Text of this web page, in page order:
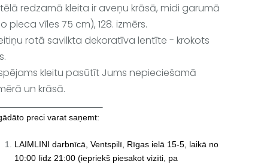
redzamā kleita ir aveņu krāsā, midi garumā
pleca vīles 75 cm), 128. izmērs.
rotā savilkta dekoratīva lentīte - krokots
kleitu pasūtīt Jums nepieciešamā
un krāsā.
preci varat saņemt:
LAIMLINI darbnīcā, Ventspilī, Rīgas ielā 15-5, laikā no
10:00 līdz 21:00 (iepriekš piesakot vizīti, pa